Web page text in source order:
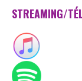
STREAMING/